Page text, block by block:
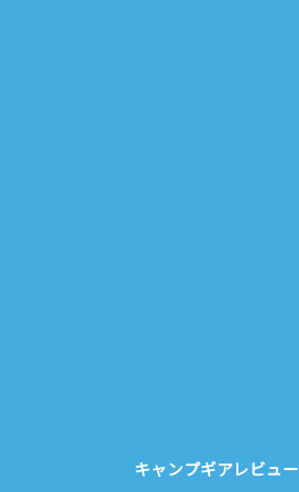
キャンプギアレビュー